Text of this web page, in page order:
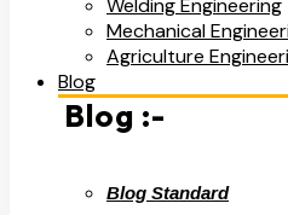
Welding Engineering
Mechanical
Agriculture
Blog
Blog :-
Blog Standard